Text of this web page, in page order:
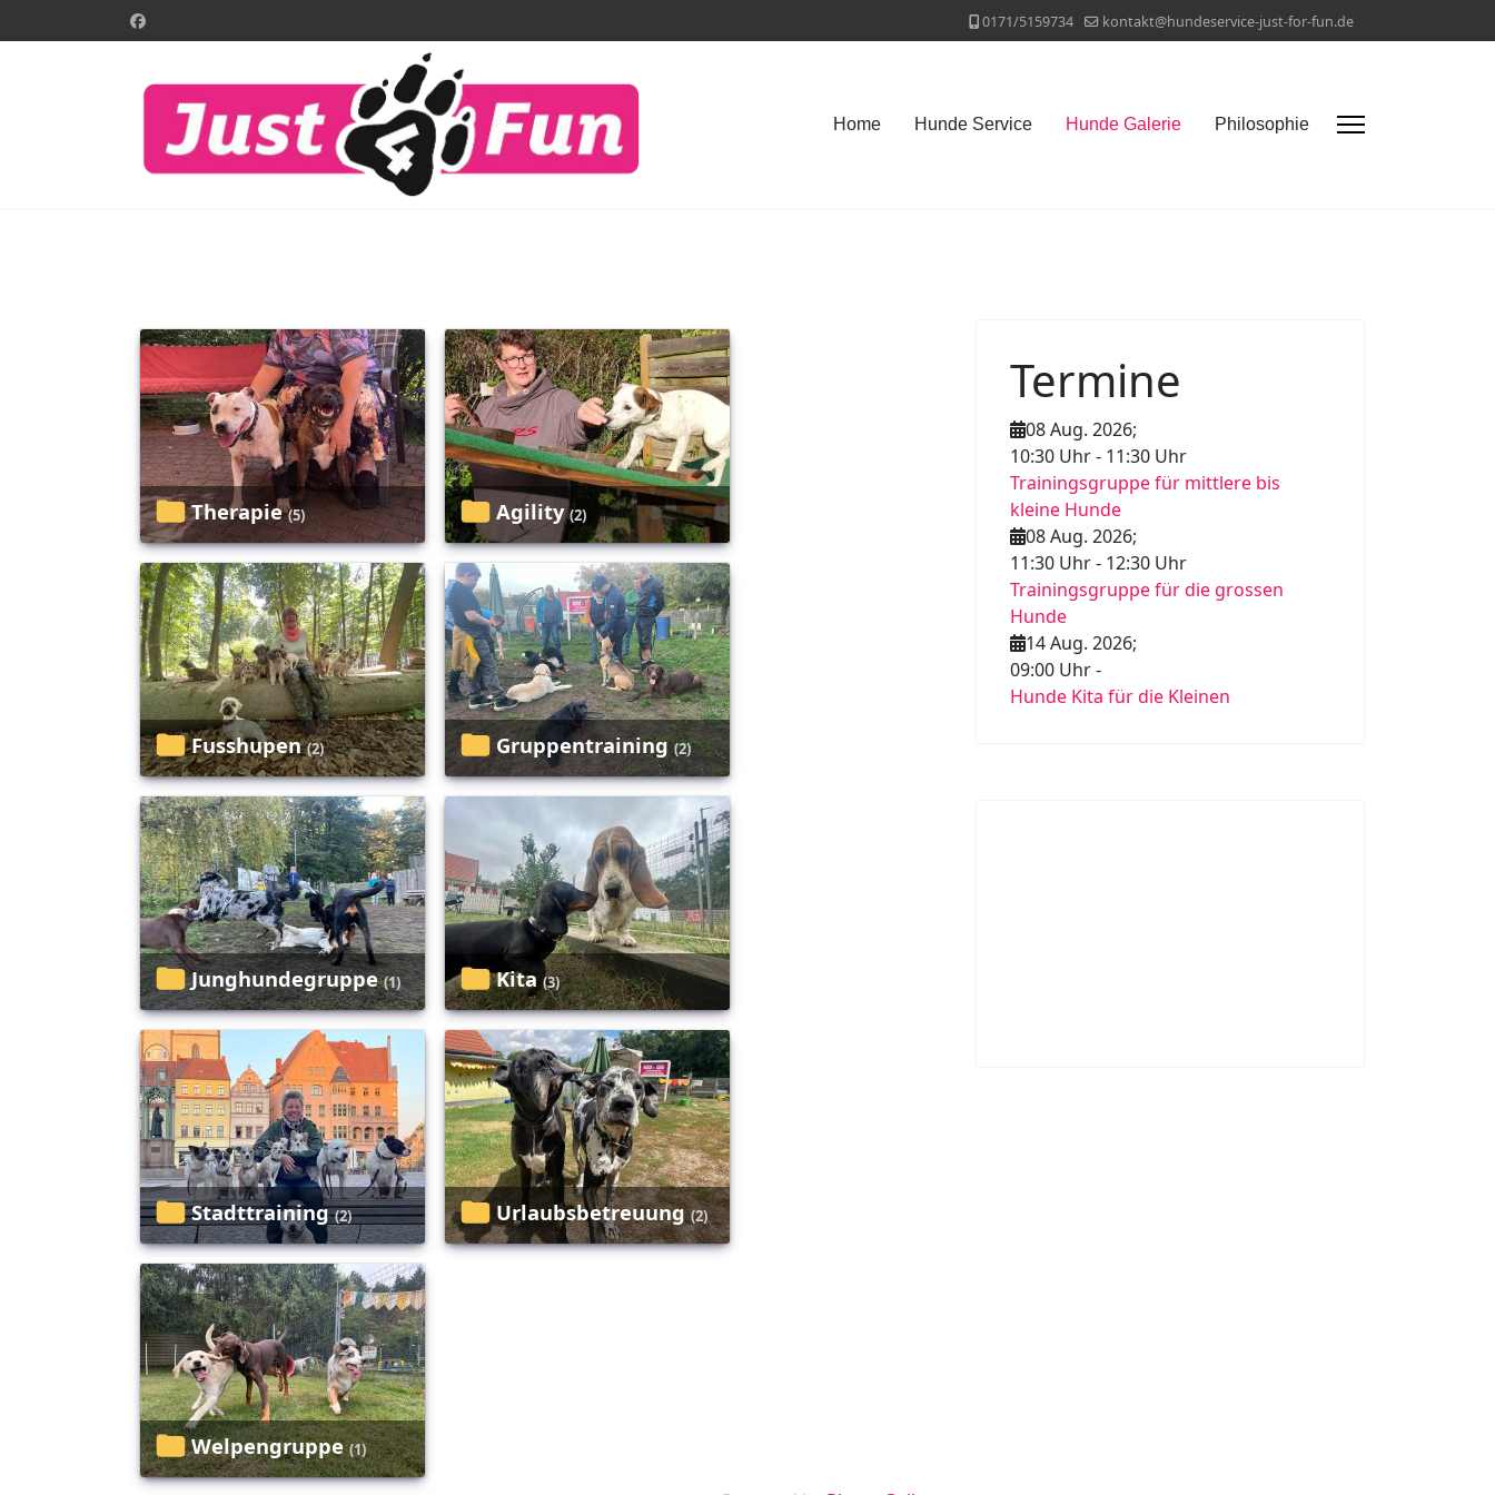
0171/5159734 kontakt@hundeservice-just-for-fun.de
Home Hunde Service Hunde Galerie Philosophie
Therapie (5) Agility (2)
Fusshupen (2) Gruppentraining (2)
Junghundegruppe (1) Kita (3)
Stadttraining (2) Urlaubsbetreuung (2)
Welpengruppe (1)
Termine
08 Aug. 2026;
10:30 Uhr- 11:30 Uhr
Trainingsgruppe für mittlere bis
kleine Hunde
08 Aug. 2026;
11:30 Uhr- 12:30 Uhr
Trainingsgruppe für die grossen
Hunde
14 Aug. 2026;
09:00 Uhr-
Hunde Kita für die Kleinen